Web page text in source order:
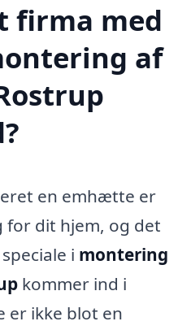
firma med
af
en emhætte er
for dit hjem, og det
i montering
kommer ind i
er ikke blot en